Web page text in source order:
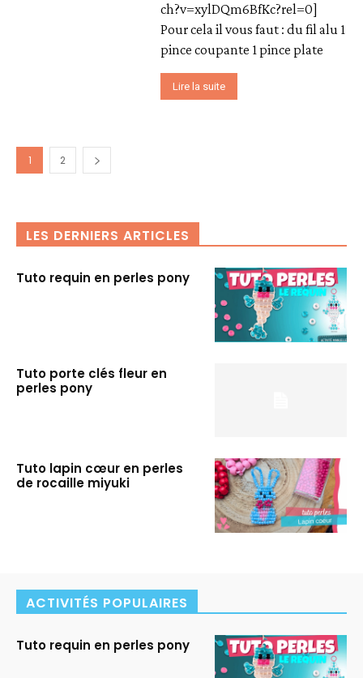
ch?v=xylDQm6BfKc?rel=0]
Pour cela il vous faut : du fil alu 1
pince coupante 1 pince plate
Lire la suite
1 2
LES DERNIERS ARTICLES
Tuto requin en perles pony
Tuto porte clés fleur en
perles pony
Tuto lapin cœur en perles
de rocaille miyuki
ACTIVITÉS POPULAIRES
Tuto requin en perles pony